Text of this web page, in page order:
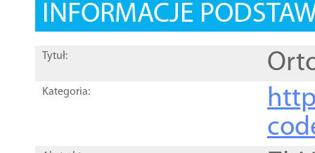
INFORMACJE
Tytuł:
Kategoria: